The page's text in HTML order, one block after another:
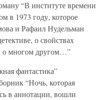
“В институте времени
в 1973 году, которое
и Рафаил Нудельман
о свойствах
о многом другом…”
фантастика”
“Ночь, которая
в аннотации, вошли